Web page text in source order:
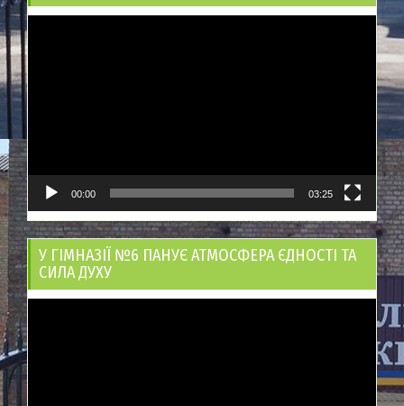
00:00 03:25
У ГІМНАЗІЇ №6 ПАНУЄ АТМОСФЕРА ЄДНОСТІ ТА
СИЛА ДУХУ